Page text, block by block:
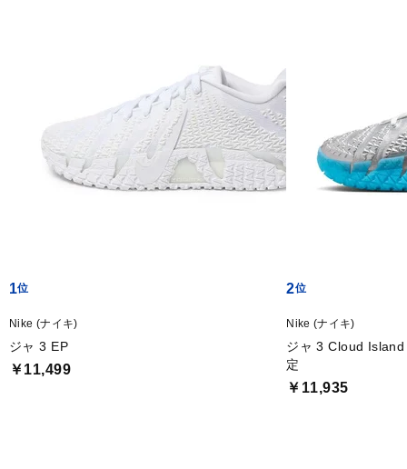
1
Nike (ナイキ)
ジャ 3 EP
￥11,499
2
Nike (ナイキ)
ジャ 3 Cloud
定
￥11,935